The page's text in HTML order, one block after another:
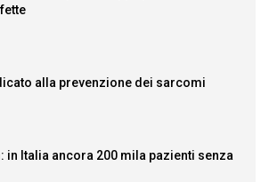
alla prevenzione dei sarcomi
in Italia ancora 200 mila pazienti senza